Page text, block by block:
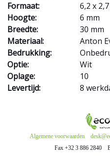
Formaat:
6,2 x
Hoogte:
6 mm
Breedte:
30 mm
Materiaal:
Anton
Bedrukking:
Optie:
Wit
Oplage:
10
Levertijd:
8
Algemene voorwaarden
Fax +32 3 886 2840